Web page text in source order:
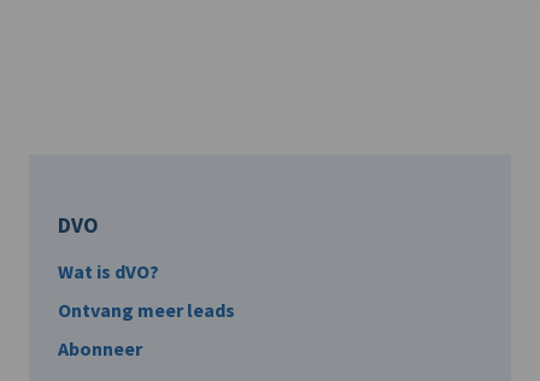
DVO
Wat is dVO?
Ontvang meer leads
Abonneer